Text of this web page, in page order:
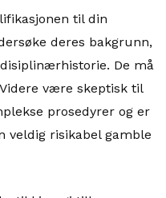
til din
deres bakgrunn,
De må
være skeptisk til
prosedyrer og er
veldig risikabel gamble